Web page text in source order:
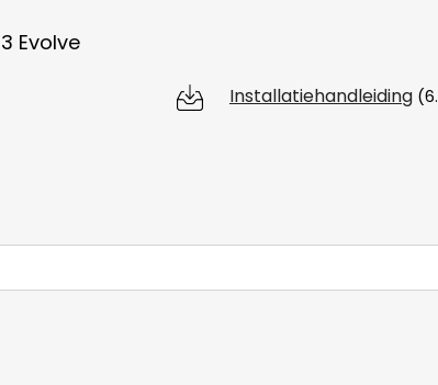
Evolve
Installatiehandleiding